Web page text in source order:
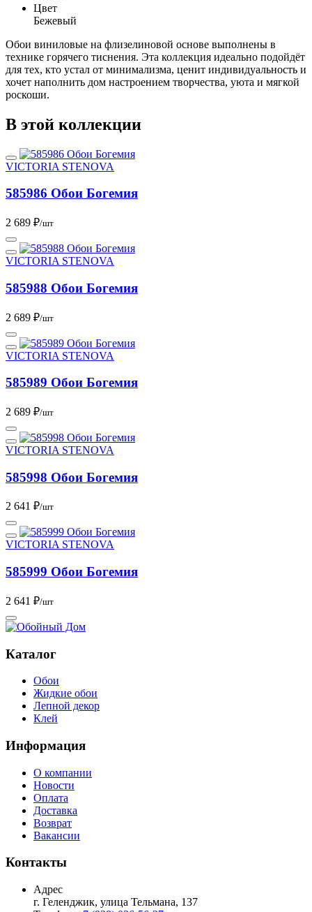
Цвет
Бежевый
Обои виниловые на флизелиновой основе выполнены в
технике горячего тиснения. Эта коллекция идеально подойдёт
для тех, кто устал от минимализма, ценит индивидуальность и
хочет наполнить дом настроением творчества, уюта и мягкой
роскоши.
В этой коллекции
VICTORIA STENOVA
585986 Обои Богемия
2 689 ₽/шт
VICTORIA STENOVA
585988 Обои Богемия
2 689 ₽/шт
VICTORIA STENOVA
585989 Обои Богемия
2 689 ₽/шт
VICTORIA STENOVA
585998 Обои Богемия
2 641 ₽/шт
VICTORIA STENOVA
585999 Обои Богемия
2 641 ₽/шт
Каталог
Обои
Жидкие обои
Лепной декор
Клей
Информация
О компании
Новости
Оплата
Доставка
Возврат
Вакансии
Контакты
Адрес
г. Геленджик, улица Тельмана, 137